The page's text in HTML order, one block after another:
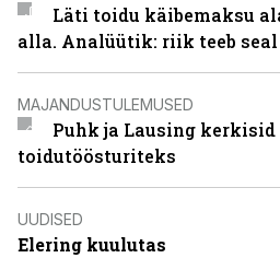
Läti toidu käibemaksu
alla. Analüütik: riik teeb
MAJANDUSTULEMUSED
Puhk ja Lausing
toidutöösturiteks
UUDISED
Elering kuulutas